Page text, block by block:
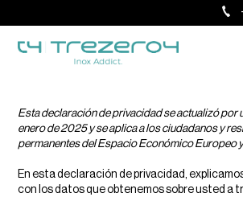
Esta declaración de privacidad se actualizó por
enero de 2025 y se aplica a los ciudadanos y
permanentes del Espacio Económico Europeo
En esta declaración de privacidad,
con los datos que obtenemos sobre usted a